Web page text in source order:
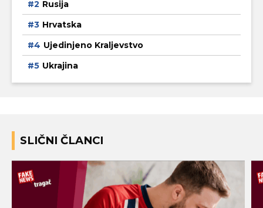
Rusija
Hrvatska
Ujedinjeno Kraljevstvo
Ukrajina
SLIČNI ČLANCI